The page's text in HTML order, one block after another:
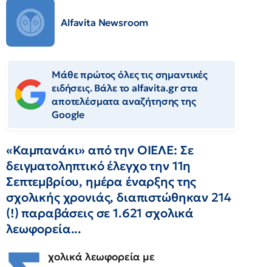
Alfavita Newsroom
Μάθε πρώτος όλες τις σημαντικές
ειδήσεις. Βάλε το alfavita.gr στα
αποτελέσματα αναζήτησης της
Google
«Καμπανάκι» από την ΟΙΕΛΕ: Σε
δειγματοληπτικό έλεγχο την 11η
Σεπτεμβρίου, ημέρα έναρξης της
σχολικής χρονιάς, διαπιστώθηκαν 214
(!) παραβάσεις σε 1.621 σχολικά
λεωφορεία...
χολικά λεωφορεία με